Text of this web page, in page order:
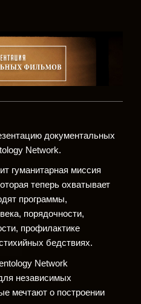
документальных
Network.
гуманитарная миссия
теперь охватывает
программы,
порядочности,
профилактике
бедствиях.
Network
независимых
мечтают о построении